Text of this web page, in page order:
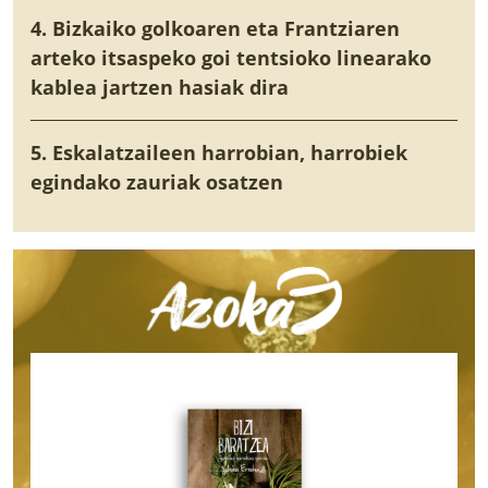
4. Bizkaiko golkoaren eta Frantziaren
arteko itsaspeko goi tentsioko linearako
kablea jartzen hasiak dira
5. Eskalatzaileen harrobian, harrobiek
egindako zauriak osatzen